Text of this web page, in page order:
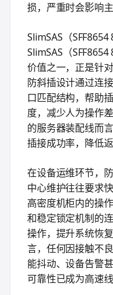
损，严重时会影响
SlimSAS（
SlimSAS（
价值之一，正是针
防斜插设计通过连
口匹配结构，帮助
度，减少人为操作
的服务器装配线而
插接成功率，降低
在设备运维环节，
中心维护往往要求
高密度机柜内的操
和稳定锁定机制的
操作，提升系统恢
言，任何因接触不
能抖动、设备告警
可靠性已成为高速